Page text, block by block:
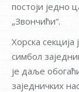
постоји једно
„Звончићи“.
Хорска
симбол
је даље
заједничких